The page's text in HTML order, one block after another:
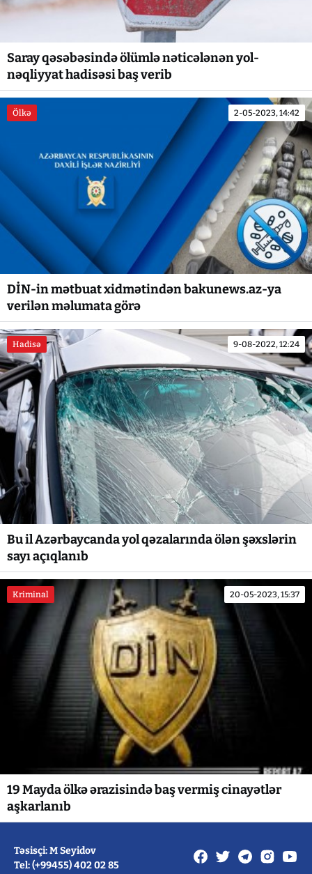
Saray qəsəbəsində ölümlə nəticələnən yol-
nəqliyyat hadisəsi baş verib
Ölkə 2-05-2023, 14:42
DİN-in mətbuat xidmətindən bakunews.az-ya
verilən məlumata görə
Hadisə 9-08-2022, 12:24
Bu il Azərbaycanda yol qəzalarında ölən şəxslərin
sayı açıqlanıb
Kriminal 20-05-2023, 15:37
19 Mayda ölkə ərazisində baş vermiş cinayətlər
aşkarlanıb
Təsisçi: M Seyidov
Tel: (+99455) 402 02 85